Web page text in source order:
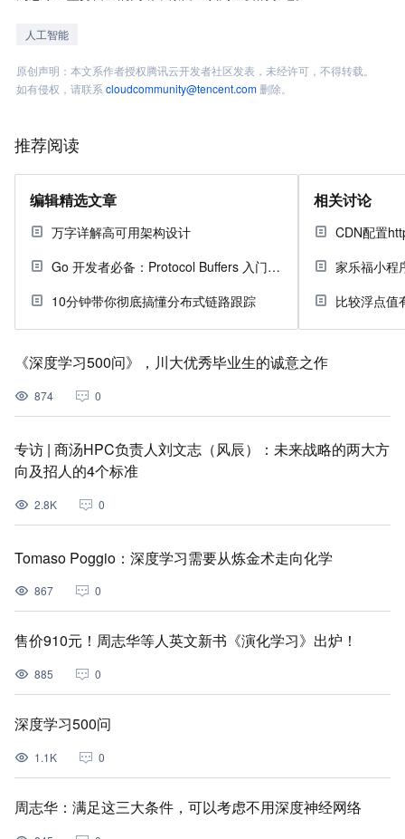
人工智能
原创声明：本文系作者授权腾讯云开发者社区发表，未经许可，不得转载。
如有侵权，请联系 cloudcommunity@tencent.com删除。
推荐阅读
编辑精选文章
万字详解高可用架构设计
Go 开发者必备：Protocol Buffers 入门指南
10分钟带你彻底搞懂分布式链路跟踪
相关讨论
比较浮点值
《深度学习500问》，川大优秀毕业生的诚意之作
874 0
专访 | 商汤HPC负责人刘文志（风辰）：未来战略的两大方
向及招人的4个标准
2.8K 0
Tomaso Poggio：深度学习需要从炼金术走向化学
867 0
售价910元！周志华等人英文新书《演化学习》出炉！
885 0
深度学习500问
1.1K 0
周志华：满足这三大条件，可以考虑不用深度神经网络